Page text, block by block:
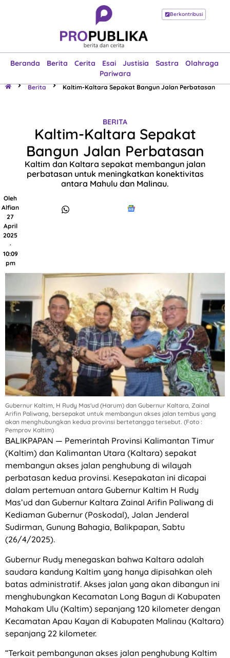
Berkontribusi
Beranda Berita Cerita Esai Justisia Sastra
Olahraga
Pariwara
Beranda
Esai
Justisia
Sastra
Olahraga
Pariwara
Berita Kaltim-Kaltara Sepakat Bangun Jalan Perbatasan
BERITA
Kaltim-Kaltara Sepakat
Bangun Jalan Perbatasan
Kaltim dan Kaltara sepakat membangun jalan
perbatasan untuk meningkatkan konektivitas
antara Mahulu dan Malinau.
Oleh
Alfian
27
April
2025
·
10:09
pm
Gubernur Kaltim, H Rudy Mas'ud (Harum) dan Gubernur Kaltara, Zainal
Arifin Paliwang, bersepakat untuk membangun akses jalan tembus yang
akan menghubungkan kedua provinsi bertetangga tersebut. (Foto :
Pemprov Kaltim)
BALIKPAPAN — Pemerintah Provinsi Kalimantan Timur
(Kaltim) dan Kalimantan Utara (Kaltara) sepakat
membangun akses jalan penghubung di wilayah
perbatasan kedua provinsi. Kesepakatan ini dicapai
dalam pertemuan antara Gubernur Kaltim H Rudy
Mas’ud dan Gubernur Kaltara Zainal Arifin Paliwang di
Kediaman Gubernur (Poskodal), Jalan Jenderal
Sudirman, Gunung Bahagia, Balikpapan, Sabtu
(26/4/2025).
Gubernur Rudy menegaskan bahwa Kaltara adalah
saudara kandung Kaltim yang hanya dipisahkan oleh
batas administratif. Akses jalan yang akan dibangun ini
menghubungkan Kecamatan Long Bagun di Kabupaten
Mahakam Ulu (Kaltim) sepanjang 120 kilometer dengan
Kecamatan Apau Kayan di Kabupaten Malinau (Kaltara)
sepanjang 22 kilometer.
“Terkait pembangunan akses jalan penghubung Kaltim